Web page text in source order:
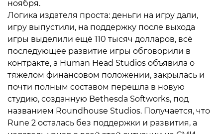
ноября.
Логика издателя проста: деньги на игру дали,
игру выпустили, на поддержку после выхода
игры выделили ещё 110 тысяч долларов, всё
последующее развитие игры обговорили в
контракте, а Human Head Studios объявила о
тяжелом финансовом положении, закрылась и
почти полным составом перешла в новую
студию, созданную Bethesda Softworks, под
названием Roundhouse Studios. Получается, что
Rune 2 осталась без поддержки и развития, а